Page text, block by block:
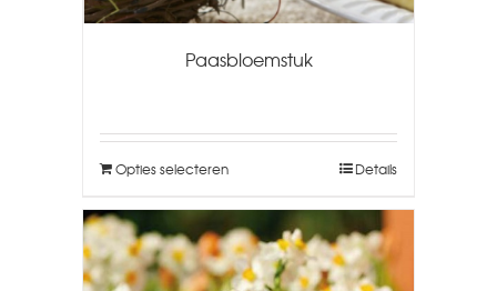
Paasbloemstuk
Opties selecteren Details